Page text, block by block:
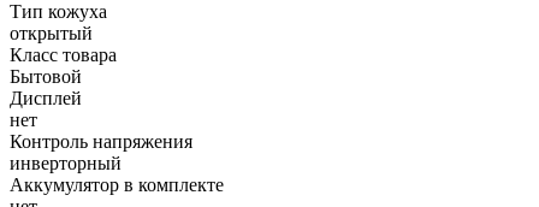
Тип кожуха
открытый
Класс товара
Бытовой
Дисплей
нет
Контроль напряжения
инверторный
Аккумулятор в комплекте